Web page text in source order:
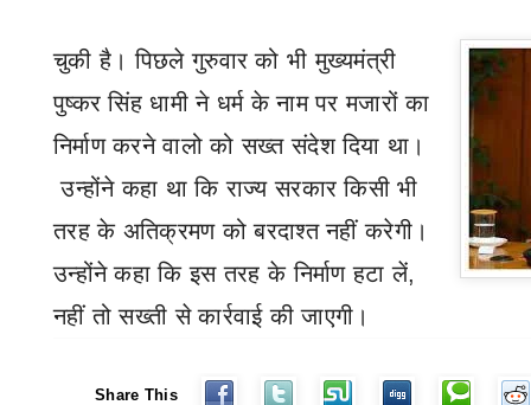
चुकीहै। पिछले गुरुवार को भी मुख्यमंत्री
पुष्कर सिंह धामी ने धर्म के नाम पर मजारों का
निर्माण करने वालो को सख्त संदेश दिया था।
उन्होंने कहा था कि राज्य सरकार किसी भी
तरह के अतिक्रमण को बरदाश्त नहीं करेगी।
उन्होंने कहा कि इस तरह के निर्माण हटा लें,
नहीं तो सख्ती से कार्रवाई की जाएगी।
Share This